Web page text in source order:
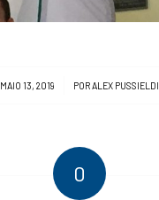
MAIO 13, 2019
/ PORALEX PUSSIELDI
0